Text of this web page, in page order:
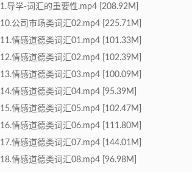
1.导学-词汇的重要性.mp4 [208.92M]
10.公司市场类词汇02.mp4 [225.71M]
11.情感道德类词汇01.mp4 [101.33M]
12.情感道德类词汇02.mp4 [102.39M]
13.情感道德类词汇03.mp4 [100.09M]
14.情感道德类词汇04.mp4 [95.39M]
15.情感道德类词汇05.mp4 [102.47M]
16.情感道德类词汇06.mp4 [111.80M]
17.情感道德类词汇07.mp4 [144.01M]
18.情感道德类词汇08.mp4 [96.98M]